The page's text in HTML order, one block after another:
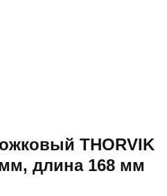
THORVIK
мм, длина 168 мм